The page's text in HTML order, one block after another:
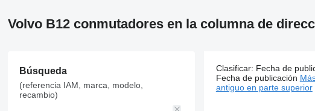
Volvo B12 conmutadores en la columna de
Búsqueda
(referencia IAM, marca, modelo,
recambio)
64 anuncios:Volvo
Precio:
COP 51.000
Clasificar: Fecha de
Fecha de publicación
antiguo en parte superior